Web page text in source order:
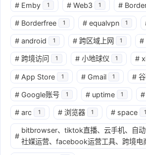
# Emby 1 # Web3 1 #
# Borderfree 1 # equalvpn 1
# android 1 # 跨区域上网 1 #
# 跨境访问 1 # 小地球仪 1 #
# App Store 1 # Gmail 1 #
# Google账号 1 # uptime 1 #
# arc 1 # 浏览器 1 # space 1
#
bitbrowser、tiktok直播、云手机、自
社媒运营、facebook运营工具、跨境电